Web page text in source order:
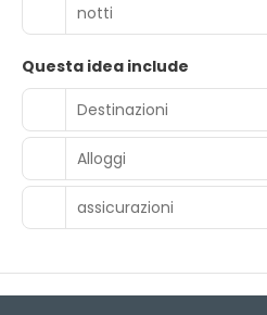
notti
Questa idea include
Destinazioni
Alloggi
assicurazioni